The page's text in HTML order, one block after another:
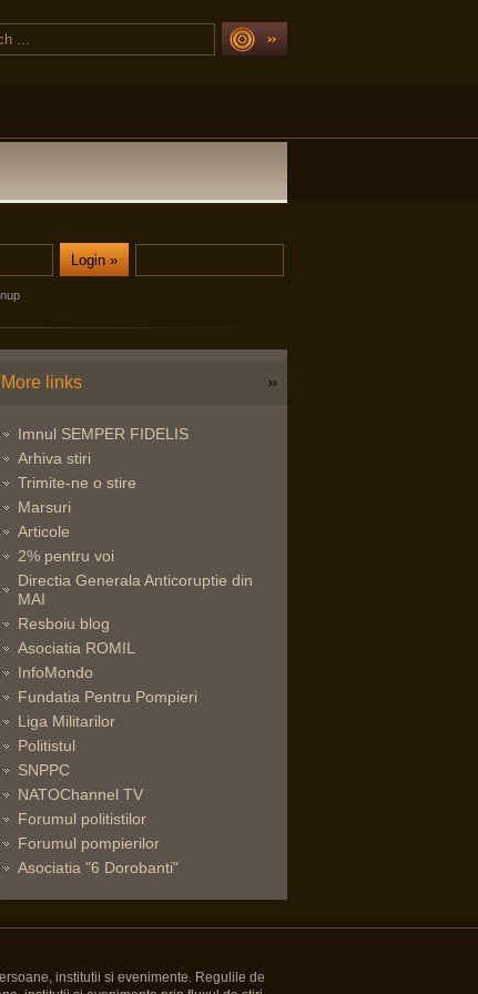
More links
Imnul SEMPER FIDELIS
Arhiva stiri
Trimite-ne o stire
Marsuri
Articole
2% pentru voi
Directia Generala Anticoruptie din
MAI
Resboiu blog
Asociatia ROMIL
InfoMondo
Fundatia Pentru Pompieri
Liga Militarilor
Politistul
SNPPC
NATOChannel TV
Forumul politistilor
Forumul pompierilor
Asociatia "6 Dorobanti"
institutii si evenimente. Regulile de